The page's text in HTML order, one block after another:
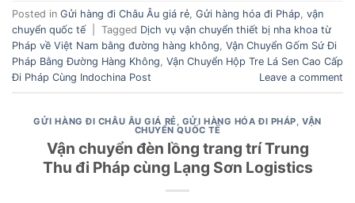
Posted in Gửi hàng đi Châu Âu giá rẻ Gửi hàng hóa đi Pháp vận
chuyển quốc tế
Tagged Dịch vụ vận chuyển thiết bị nha khoa từ
Pháp về Việt Nam bằng đường hàng không Vận Chuyển Gốm Sứ Đi
Pháp Bằng Đường Hàng Không Vận Chuyển Hộp Tre Lá Sen Cao Cấp
Đi Pháp Cùng Indochina Post
Leave a comment
GỬI HÀNG ĐI CHÂU ÂU GIÁ RẺ GỬI HÀNG HÓA ĐI PHÁP ,VẬN
CHUYỂN QUỐC TẾ
Vận chuyển đèn lồng trang trí Trung
Thu đi Pháp cùng Lạng Sơn Logistics